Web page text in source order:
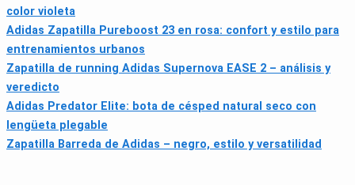
color violeta
Adidas Zapatilla Pureboost 23 en rosa: confort y estilo para
entrenamientos urbanos
Zapatilla de running Adidas Supernova EASE 2 – análisis y
veredicto
Adidas Predator Elite: bota de césped natural seco con
lengüeta plegable
Zapatilla Barreda de Adidas – negro, estilo y versatilidad